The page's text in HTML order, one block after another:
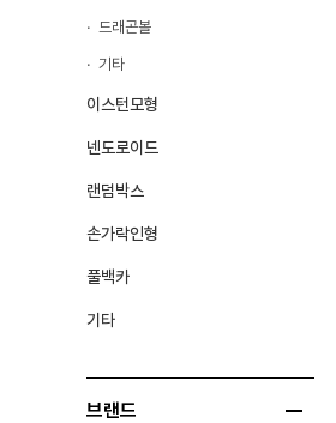
드래곤볼
기타
이스턴모형
넨도로이드
랜덤박스
손가락인형
풀백카
기타
브랜드